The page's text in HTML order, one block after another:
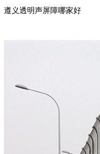
遵义透明声屏障哪家好